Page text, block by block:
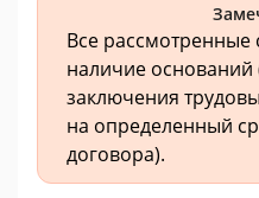
Все рассмотренные
наличие оснований
заключения
на определенный
договора).